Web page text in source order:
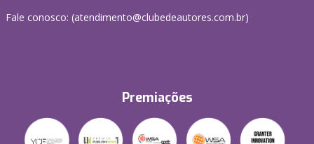
Fale conosco: (atendimento@clubedeautores.com.br)
Premiações